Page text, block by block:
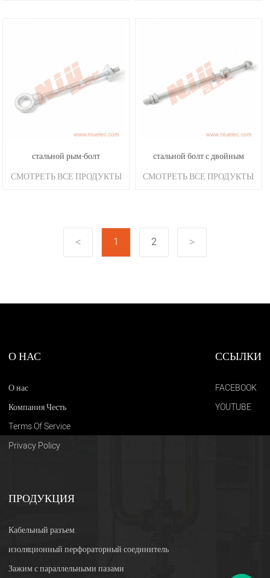
стальной рым-болт
СМОТРЕТЬ ВСЕ ПРОДУКТЫ
стальной болт с двойным
винтом
СМОТРЕТЬ ВСЕ ПРОДУКТЫ
1 2
О НАС
О нас
Компания Честь
Terms Of Service
Privacy Policy
ССЫЛКИ
FACEBOOK
YOUTUBE
ПРОДУКЦИЯ
Кабельный разъем
изоляционный перфораторный соединитель
Зажим с параллельными пазами